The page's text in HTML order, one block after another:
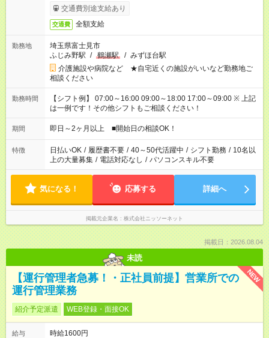
交通費別途支給あり
交通費 全額支給
勤務地
埼玉県富士見市
ふじみ野駅 / 鶴瀬駅 / みずほ台駅
介護施設や病院など ★自宅近くの施設がいいなど勤務地ご
相談ください
勤務時間
【シフト例】 07:00～16:00 09:00～18:00 17:00～09:00 ※ 上記
は一例です！その他シフトもご相談ください！
期間 即日～2ヶ月以上 ■開始日の相談OK！
特徴 日払いOK / 履歴書不要 / 40～50代活躍中 / シフト勤務 / 10名以
上の大量募集 / 電話対応なし / パソコンスキル不要
気になる！ 応募する 詳細へ
掲載元企業名 株式会社ニッソーネット
掲載日：2026.08.04
未読
NEW
【運行管理者急募！・正社員前提】営業所での
運行管理業務
紹介予定派遣 WEB登録・面接OK
給与
時給1600円